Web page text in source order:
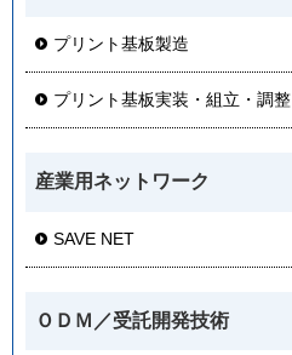
プリント基板製造
プリント基板実装・組立・調整
産業用ネットワーク
SAVE NET
ＯＤＭ／受託開発技術